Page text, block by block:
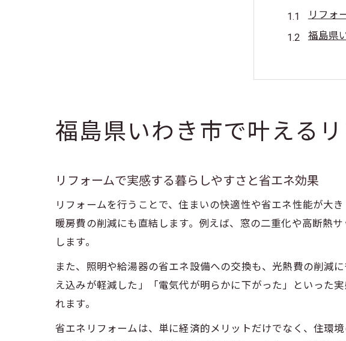
リフォ
福島県
断熱や
リフォ
住まい改善
リフォ
快適な
リフォ
長く住
リフォ
福島県
自己
福島県いわき市で叶える
リフォームで実感する暮らしやすさと省エネ効果
リフォームを行うことで、住まいの快適性や省エネ性能が大
暖房費の削減にも直結します。例えば、窓の二重化や高断熱
します。
また、照明や給湯器の省エネ設備への交換も、光熱費の削減
え込みが軽減した」「電気代が明らかに下がった」といった
れます。
省エネリフォームは、単に経済的メリットだけでなく、住環